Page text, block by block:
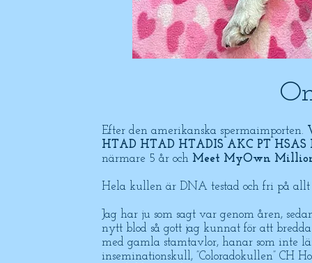
​​​Efter den amerikanska spermaimporten.
HTAD HTAD HTADIS AKC PT HSAS
närmare 5 år och Meet MyOwn
Hela kullen är DNA testad och fri på allt
Jag har ju som sagt var genom åren,
nytt blod så gott jag kunnat för att
med gamla stamtavlor, hanar som inte
inseminationskull, ”Coloradokullen” CH